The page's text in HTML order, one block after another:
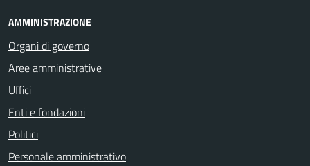
AMMINISTRAZIONE
Organi di governo
Aree amministrative
Uffici
Enti e fondazioni
Politici
Personale amministrativo